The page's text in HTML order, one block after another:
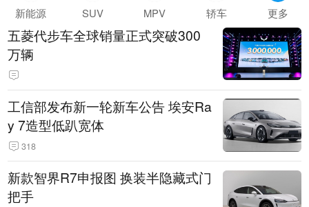
新能源 SUV MPV 轿车 更多
五菱代步车全球销量正式突破300
万辆
工信部发布新一轮新车公告 埃安Ra
y 7造型低趴宽体
318
新款智界R7申报图 换装半隐藏式门
把手